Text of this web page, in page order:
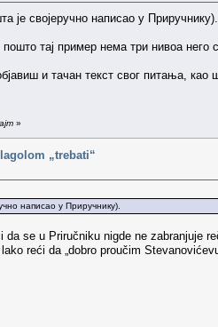
је својеручно написао у
тај пример нема три нивоа него
и тачан текст свог питања,
»
„trebati“
написао у Приручнику).
se u Priručniku nigde ne zabranjuje
reći da „dobro proučim